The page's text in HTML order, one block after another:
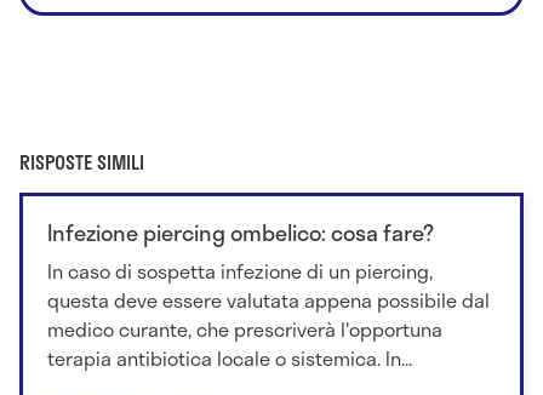
RISPOSTE SIMILI
Infezione piercing ombelico: cosa fare?
In caso di sospetta infezione di un piercing,
questa deve essere valutata appena possibile dal
medico curante, che prescriverà l'opportuna
terapia antibiotica locale o sistemica. In...